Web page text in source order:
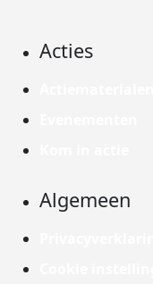
Acties
Algemeen